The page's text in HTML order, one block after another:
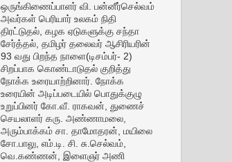
ஒருங்கிணைப்பாளர் வி. பன்னீர்செல்வம்
அவர்கள் பெரியார் உலகம் நிதி
திரட்டுதல், கழக ஏடுகளுக்கு சந்தா
சேர்த்தல், தமிழர் தலைவர் ஆசிரியரின்
93 வது பிறந்த நாளை(டிசம்பர்- 2)
சிறப்பாக கொண்டாடுதல் குறித்து
நோக்க உரையாற்றினார். நோக்க
உரையின் அடிப்படையில் பொதுக்குழு
உறுப்பினர் கோ.வீ. ராகவன், துணைச்
செயலாளர் கரு. அண்ணாமலை,
அரும்பாக்கம் சா. தாமோதரன், மயிலை
சோ.பாலு, எம்.டி. சி. சு.செல்வம்,
வெ.கண்ணன், இளைஞர் அணி